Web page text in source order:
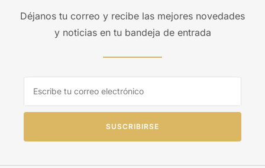
Déjanos tu correo y recibe las mejores novedades
y noticias en tu bandeja de entrada
SUSCRIBIRSE